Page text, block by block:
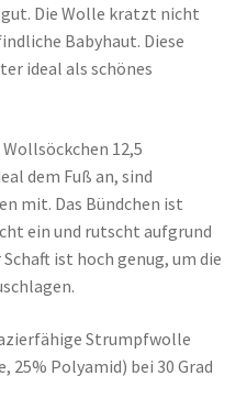
Die Wolle kratzt nicht
Babyhaut. Diese
ideal als schönes
12,5
dem Fuß an, sind
mit. Das Bündchen ist
ein und rutscht aufgrund
ist hoch genug, um die
Strumpfwolle
25% Polyamid) bei 30 Grad